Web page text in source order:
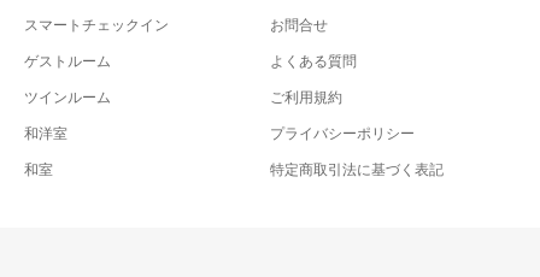
スマートチェックイン
ゲストルーム
ツインルーム
和洋室
和室
お問合せ
よくある質問
ご利用規約
プライバシーポリシー
特定商取引法に基づく表記